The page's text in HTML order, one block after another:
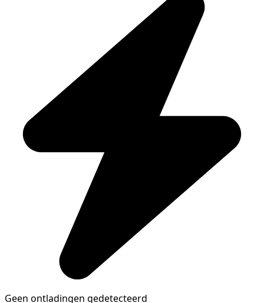
Geen ontladingen gedetecteerd